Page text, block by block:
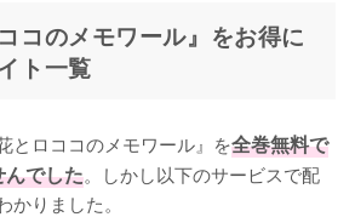
コのメモワール』をお得に
ト一覧
とロココのメモワール』を全巻無料で
でした。しかし以下のサービスで配
りました。